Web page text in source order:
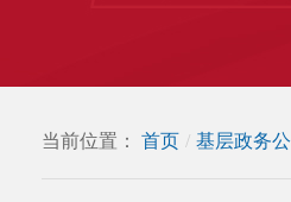
当前位置： 首页 / 基层政务